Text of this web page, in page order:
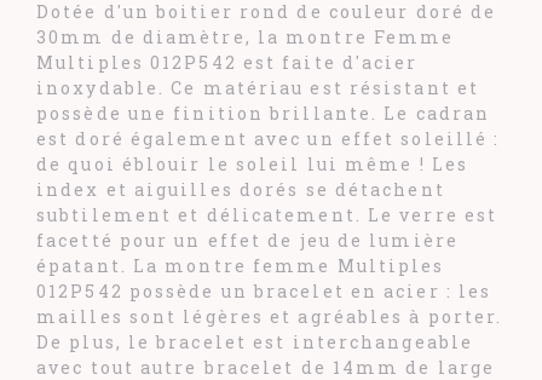
Dotée d'un boitier rond de couleur doré de
30mm de diamètre, la montre Femme
Multiples 012P542 est faite d'acier
inoxydable. Ce matériau est résistant et
possède une finition brillante. Le cadran
est doré également avec un effet soleillé :
de quoi éblouir le soleil lui même ! Les
index et aiguilles dorés se détachent
subtilement et délicatement. Le verre est
facetté pour un effet de jeu de lumière
épatant. La montre femme Multiples
012P542 possède un bracelet en acier : les
mailles sont légères et agréables à porter.
De plus, le bracelet est interchangeable
avec tout autre bracelet de 14mm de large